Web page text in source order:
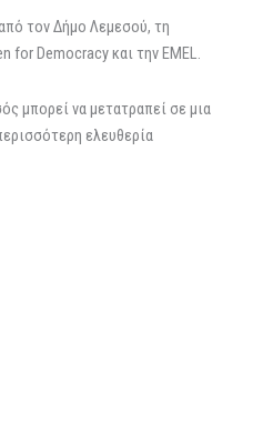
τον Δήμο Λεμεσού, τη
for Democracy και την EMEL.
μπορεί να μετατραπεί σε μια
ελευθερία